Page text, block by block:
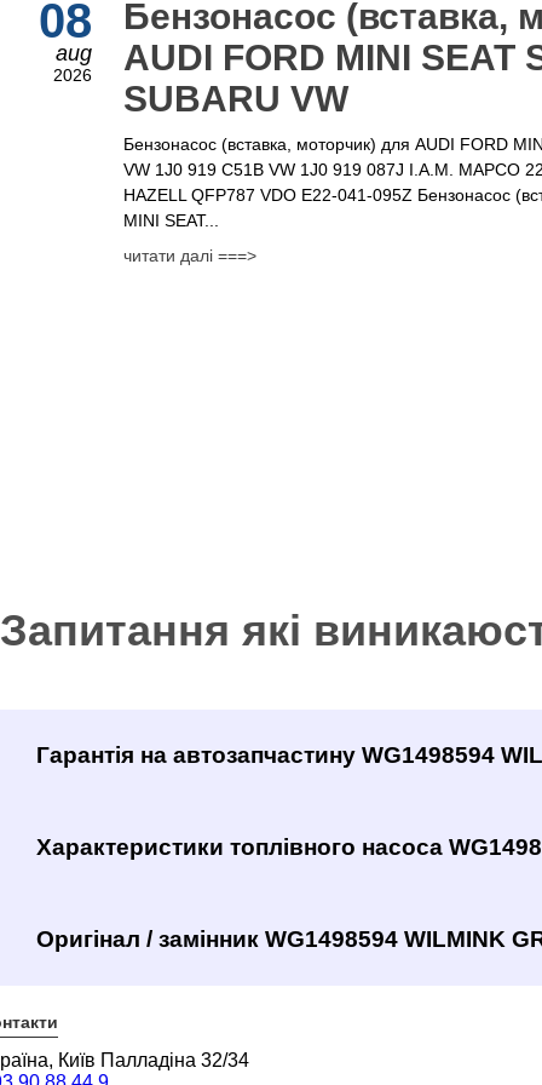
08
aug
2026
Бензонасос (вставка,
AUDI FORD MINI SEAT
SUBARU VW
Бензонасос (вставка, моторчик) для AUDI FORD
VW 1J0 919 C51B VW 1J0 919 087J I.A.M. MAPCO
HAZELL QFP787 VDO E22-041-095Z Бензонасос
MINI SEAT...
читати далі ===>
Запитання які
Гарантія на автозапчастину WG1498594
Характеристики топлівного насоса
Оригінал / замінник WG1498594 WILMINK
Київ Палладіна 32/34